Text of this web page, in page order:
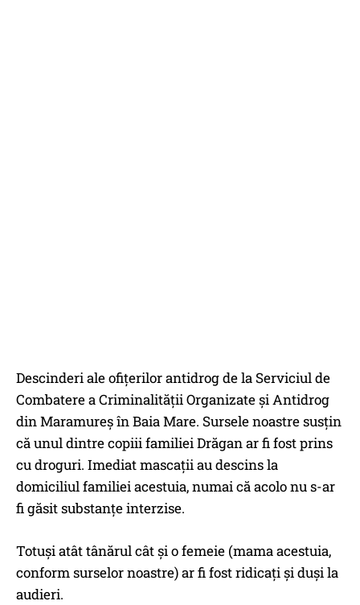
Descinderi ale ofițerilor antidrog de la Serviciul de
Combatere a Criminalității Organizate și Antidrog
din Maramureș în Baia Mare. Sursele noastre susțin
că unul dintre copiii familiei Drăgan ar fi fost prins
cu droguri. Imediat mascații au descins la
domiciliul familiei acestuia, numai că acolo nu s-ar
fi găsit substanțe interzise.
Totuși atât tânărul cât și o femeie (mama acestuia,
conform surselor noastre) ar fi fost ridicați și duși la
audieri.